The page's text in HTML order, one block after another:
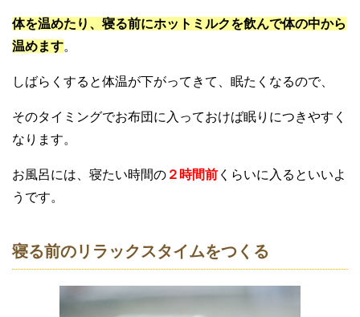
体を温めたり、寝る前にホットミルクを飲んで体の中から
温めます。
しばらくすると体温が下がってきて、眠たくなるので、
そのタイミングでお布団に入っておけば眠りにつきやすく
なります。
お風呂には、寝たい時間の ２時間前 くらいに入るといいよ
うです。
寝る前のリラックスタイムをつくる